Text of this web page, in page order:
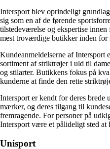
Intersport blev oprindeligt
sig som en af ​​de førende
tilstedeværelse og ekspertise
mest troværdige butikker inden for
Kundeanmeldelserne af Intersport
sortiment af striktrøjer i uld til
og stilarter. Butikkens fokus på
kunderne at finde den rette
Intersport er kendt for deres brede
mærker, og deres tilgang til
fremragende. For personer på
Intersport være et pålideligt sted at
Unisport